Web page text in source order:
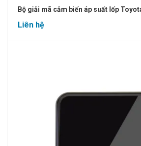
Bộ giải mã cảm biến áp suất lốp
Liên hệ